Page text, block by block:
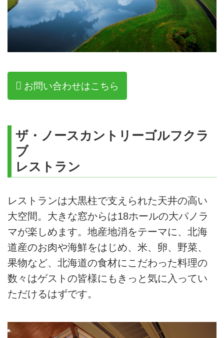
お問い合わせはこちら
ザ・ノースカントリーゴルフクラ
ブ
レストラン
レストランは大黒柱で支えられた天井の高い
大空間。大きな窓からは18ホールの大パノラ
マが楽しめます。地産地消をテーマに、北海
道産のお肉や海鮮をはじめ、米、卵、野菜、
果物など、北海道の食材にこだわった料理の
数々はゲストの皆様にもきっと気に入ってい
ただけるはずです。